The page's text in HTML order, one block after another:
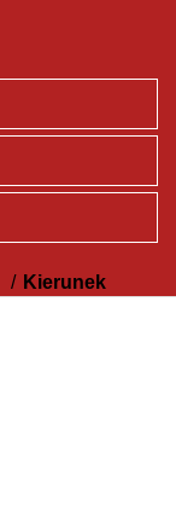
/ Kierunek